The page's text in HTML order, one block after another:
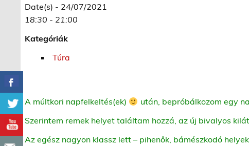
Date(s) - 24/07/2021
18:30 - 21:00
Kategóriák
Túra
A múltkori napfelkeltés(ek)
után, bepróbálkozom egy
Szerintem remek helyet találtam hozzá, az új bivalyos
Az egész nagyon klassz lett – pihenők, bámészkodó